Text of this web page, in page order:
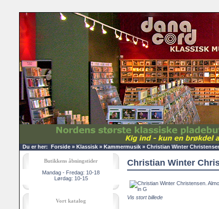
Du er her: Forside » Klassisk » Kammermusik » Christian Winter
Butikkens åbningstider
Mandag - Fredag: 10-18
Lørdag: 10-15
Vort katalog
Christian Winter
Vis stort billede